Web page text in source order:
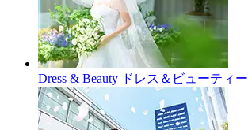
Dress & Beauty ドレス＆ビューティー